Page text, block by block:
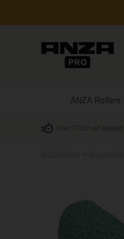
ANZA Rollers
Voor 21:00 uur besteld